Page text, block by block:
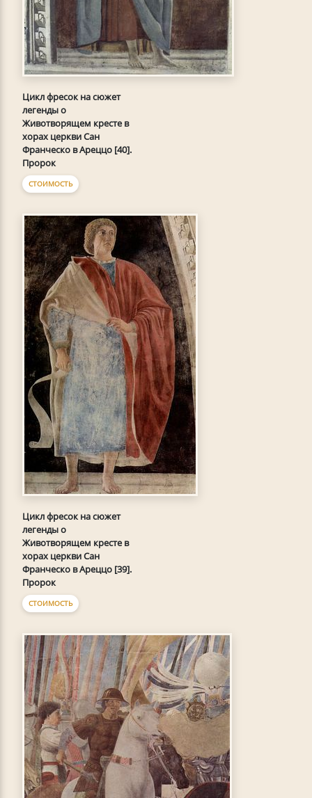
Цикл фресок на сюжет
легенды о
Животворящем кресте в
хорах церкви Сан
Франческо в Ареццо [40].
Пророк
СТОИМОСТЬ
Цикл фресок на сюжет
легенды о
Животворящем кресте в
хорах церкви Сан
Франческо в Ареццо [39].
Пророк
СТОИМОСТЬ